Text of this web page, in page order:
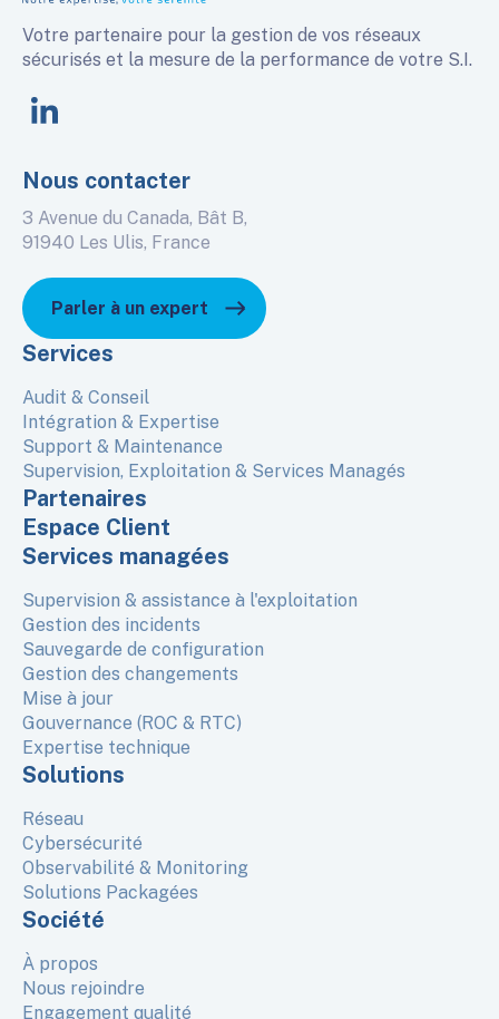
Votre partenaire pour la gestion de vos réseaux
sécurisés et la mesure de la performance de votre S.I.
linkedin
Nous contacter
3 Avenue du Canada, Bât B,
91940 Les Ulis, France
Parler à un expert
Services
Audit & Conseil
Intégration & Expertise
Support & Maintenance
Supervision, Exploitation & Services Managés
Partenaires
Espace Client
Services managées
Supervision & assistance à l'exploitation
Gestion des incidents
Sauvegarde de configuration
Gestion des changements
Mise à jour
Gouvernance (ROC & RTC)
Expertise technique
Solutions
Réseau
Cybersécurité
Observabilité & Monitoring
Solutions Packagées
Société
À propos
Nous rejoindre
Engagement qualité